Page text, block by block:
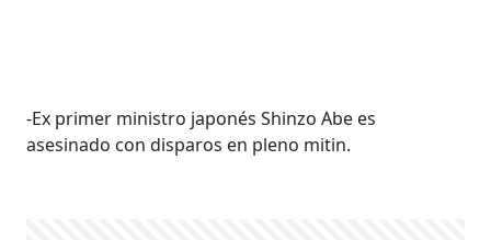
-Ex primer ministro japonés Shinzo Abe es
asesinado con disparos en pleno mitin.